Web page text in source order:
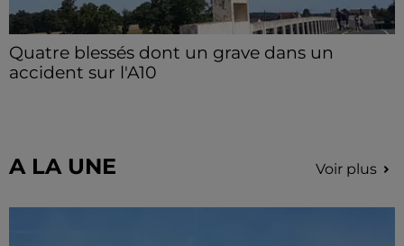
Quatre blessés dont un grave dans un
accident sur l'A10
A LA UNE Voir plus